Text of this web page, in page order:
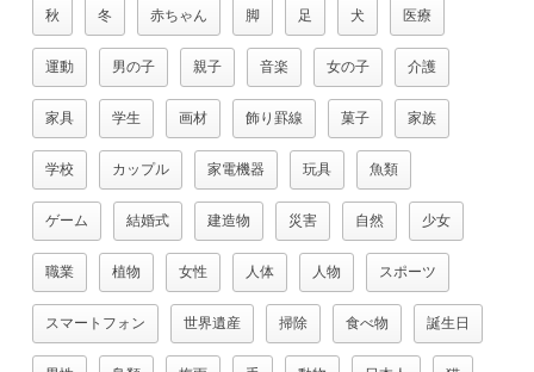
秋 冬 赤ちゃん 脚 足 犬 医療
運動 男の子 親子 音楽 女の子 介護
家具 学生 画材 飾り罫線 菓子 家族
学校 カップル 家電機器 玩具 魚類
ゲーム 結婚式 建造物 災害 自然 少女
職業 植物 女性 人体 人物 スポーツ
スマートフォン 世界遺産 掃除 食べ物 誕生日